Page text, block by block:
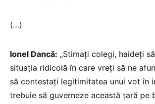
(…)
Ionel Dancă: „Stimați colegi, haideți
situația ridicolă în care vreți să ne
să contestați legitimitatea unui vot în
trebuie să guverneze această țară pe